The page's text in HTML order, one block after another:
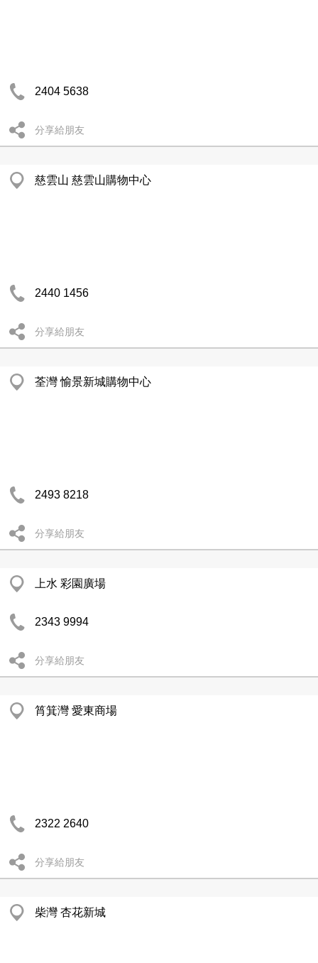
2404 5638
分享給朋友
慈雲山 慈雲山購物中心
2440 1456
分享給朋友
荃灣 愉景新城購物中心
2493 8218
分享給朋友
上水 彩園廣場
2343 9994
分享給朋友
筲箕灣 愛東商場
2322 2640
分享給朋友
柴灣 杏花新城